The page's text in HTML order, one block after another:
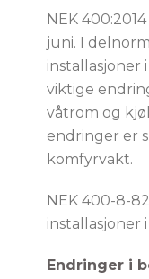
NEK
juni. I
installasjoner
viktige
våtrom og
endringer er
komfyrvakt.
NEK 400-8-
installasjoner
Endringer i